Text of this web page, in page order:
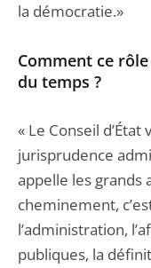
la démocratie.»
Comment ce
du temps ?
« Le Conseil
jurisprudence
appelle les grands
cheminement,
l’administration,
publiques, la